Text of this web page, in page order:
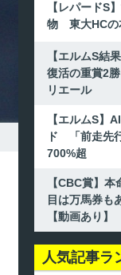
【レパードS
物 東大HCの
【エルムS結
復活の重賞2
リエール
【エルムS】
ド 「前走先
700%超
【CBC賞】
目は万馬券も
【動画あり】
人気記事ラ